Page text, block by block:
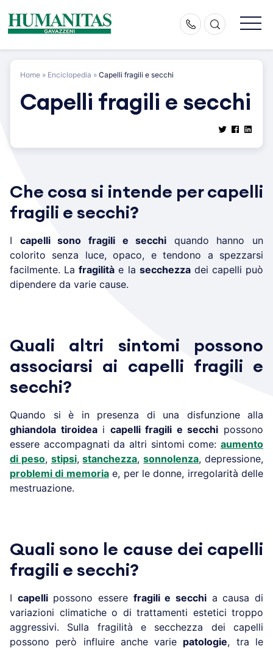
content
Home » Enciclopedia » Capelli fragili e secchi
Capelli fragili e secchi
Che cosa si intende per capelli
fragili e secchi?
I capelli sono fragili e secchi quando hanno un
colorito senza luce, opaco, e tendono a spezzarsi
facilmente. Lafragilità e la secchezzadei capelli può
dipendere da varie cause.
Quali altri sintomi possono
associarsi ai capelli fragili e
secchi?
Quando si è in presenza di una disfunzione alla
ghiandola tiroideai capelli fragili e secchi possono
essere accompagnati da altri sintomi come: aumento
di peso, stipsi,stanchezza,sonnolenza, depressione,
problemi di memoriae, per le donne, irregolarità delle
mestruazione.
Quali sono le cause dei capelli
fragili e secchi?
I capellipossono essere fragili e secchi a causa di
variazioni climatiche o di trattamenti estetici troppo
aggressivi. Sulla fragilità e secchezza dei capelli
possono però influire anche varie patologie, tra le